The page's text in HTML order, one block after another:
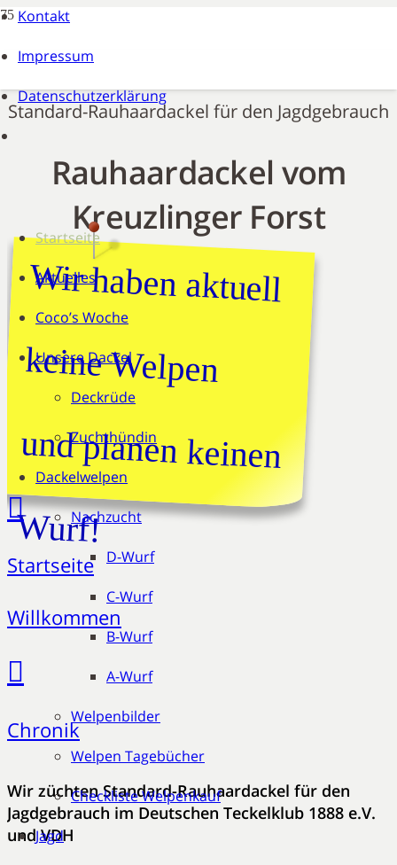
Kontakt
Impressum
Datenschutzerklärung
Startseite
Aktuelles
Coco’s Woche
Unsere Dackel
Deckrüde
Zuchthündin
Dackelwelpen
Nachzucht
D-Wurf
C-Wurf
B-Wurf
A-Wurf
Welpenbilder
Welpen Tagebücher
Checkliste Welpenkauf
Jagd
Standard-Rauhaardackel für den Jagdgebrauch
Rauhaardackel vom
Kreuzlinger Forst
Wir haben aktuell
keine Welpen
und planen keinen
Wurf!
Startseite
Willkommen
Chronik
Wir züchten Standard-Rauhaardackel für den
Jagdgebrauch im Deutschen Teckelklub 1888 e.V.
und VDH